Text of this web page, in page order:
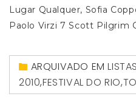
Lugar Qualquer, Sofia
Paolo Virzi 7 Scott Pilgrim
ARQUIVADO EMLISTAS
2010,FESTIVAL DO RIO,